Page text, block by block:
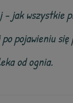
jak
pojawieniu
od ognia.